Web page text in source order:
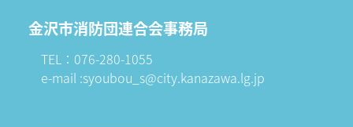
金沢市消防団連合会事務局
TEL：076-280-1055
e-mail :syoubou_s@city.kanazawa.lg.jp